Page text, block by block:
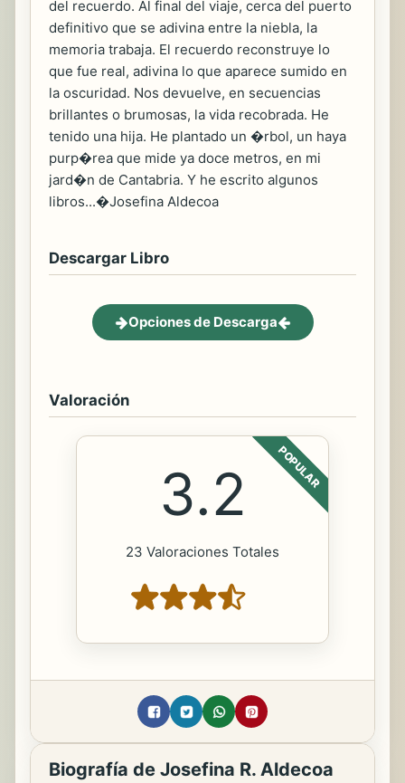
del recuerdo. Al final del viaje, cerca del puerto
definitivo que se adivina entre la niebla, la
memoria trabaja. El recuerdo reconstruye lo
que fue real, adivina lo que aparece sumido en
la oscuridad. Nos devuelve, en secuencias
brillantes o brumosas, la vida recobrada. He
tenido una hija. He plantado un �rbol, un haya
purp�rea que mide ya doce metros, en mi
jard�n de Cantabria. Y he escrito algunos
libros...�Josefina Aldecoa
Descargar Libro
Opciones de Descarga
Valoración
POPULAR
3.2
23 Valoraciones Totales
Biografía de Josefina R. Aldecoa